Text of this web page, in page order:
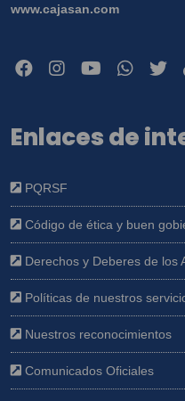
www.cajasan.com
Enlaces de
PQRSF
Código de ética y buen
Derechos y Deberes de los
Políticas de nuestros
Nuestros reconocimientos
Comunicados Oficiales